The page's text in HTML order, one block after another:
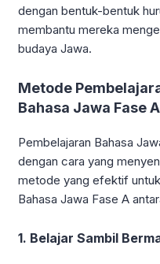
dengan bentuk-bentuk
membantu mereka
budaya Jawa.
Metode
Bahasa Jawa Fase A
Pembelajaran Bahasa
dengan cara yang
metode yang efektif
Bahasa Jawa Fase A
1. Belajar Sambil